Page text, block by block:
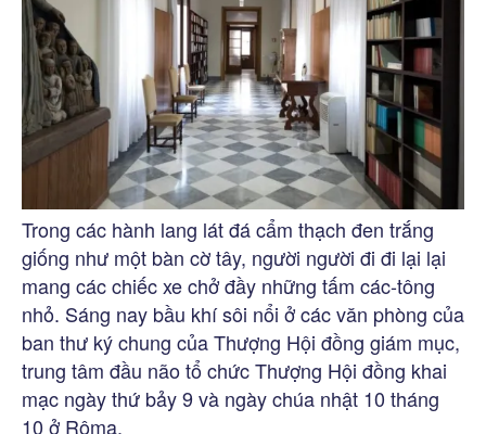
Trong các hành lang lát đá cẩm thạch đen trắng
giống như một bàn cờ tây, người người đi đi lại lại
mang các chiếc xe chở đầy những tấm các-tông
nhỏ. Sáng nay bầu khí sôi nổi ở các văn phòng của
ban thư ký chung của Thượng Hội đồng giám mục,
trung tâm đầu não tổ chức Thượng Hội đồng khai
mạc ngày thứ bảy 9 và ngày chúa nhật 10 tháng
10 ở Rôma.